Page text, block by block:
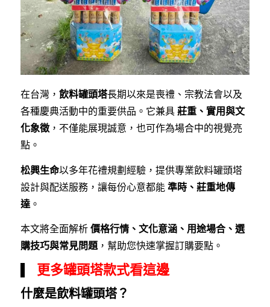
在台灣， 飲料罐頭塔長期以來是喪禮、宗教法會以及
各種慶典活動中的重要供品。它兼具 莊重、實用與文
化象徵，不僅能展現誠意，也可作為場合中的視覺亮
點。
松興生命以多年花禮規劃經驗，提供專業飲料罐頭塔
設計與配送服務，讓每份心意都能 準時、莊重地傳
達。
本文將全面解析 價格行情、文化意涵、用途場合、選
購技巧與常見問題，幫助您快速掌握訂購要點。
更多罐頭塔款式看這邊
什麼是飲料罐頭塔？